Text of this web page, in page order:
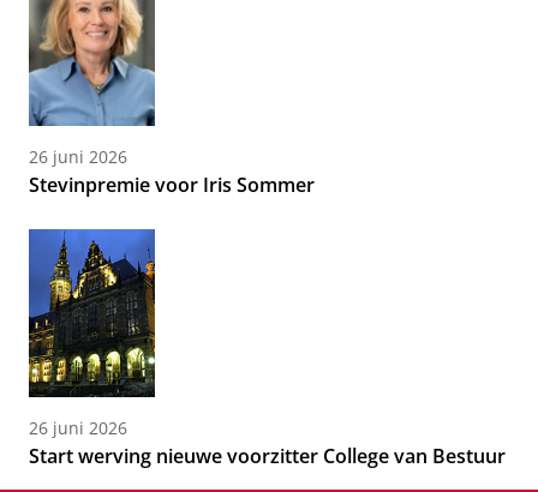
26 juni 2026
Stevinpremie voor Iris Sommer
26 juni 2026
Start werving nieuwe voorzitter College van Bestuur